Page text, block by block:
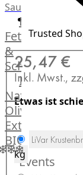
Saucen
Butter,
Fett
&
Schmalz
ItalianBar
Natives
Olivenöl
Extra
BIO
Veggie
Hardware
Events
Trusted
25,47 €
Inkl. Mwst.,
Etwas ist
LiVar
kg